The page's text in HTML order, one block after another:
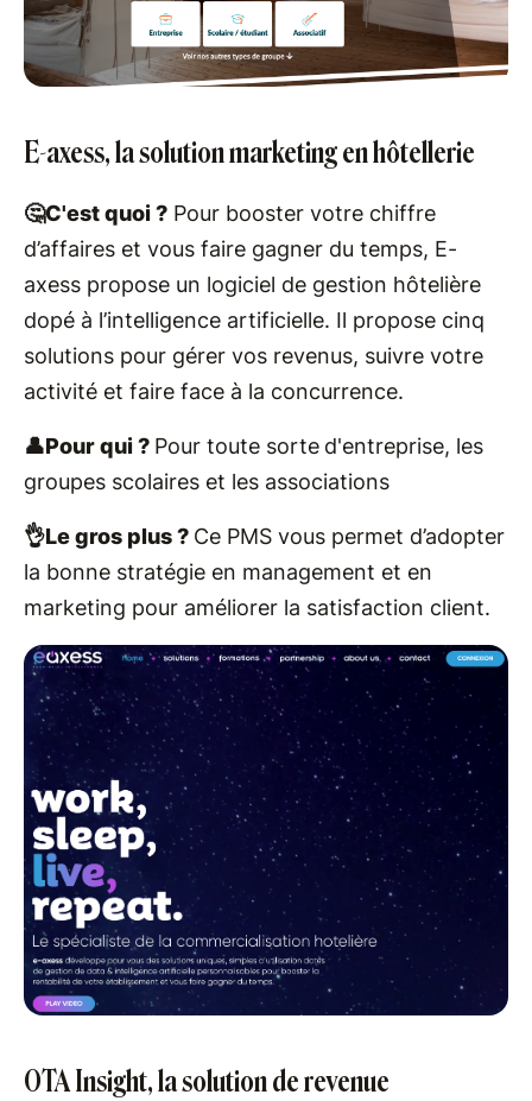
E-axess, la solution marketing en hôtellerie
🤔C'est quoi ? Pour booster votre chiffre
d’affaires et vous faire gagner du temps, E-
axess propose un logiciel de gestion hôtelière
dopé à l’intelligence artificielle. Il propose cinq
solutions pour gérer vos revenus, suivre votre
activité et faire face à la concurrence.
👤Pour qui ? Pour toute sorte d'entreprise, les
groupes scolaires et les associations
👌Le gros plus ? Ce PMS vous permet d’adopter
la bonne stratégie en management et en
marketing pour améliorer la satisfaction client.
OTA Insight, la solution de revenue